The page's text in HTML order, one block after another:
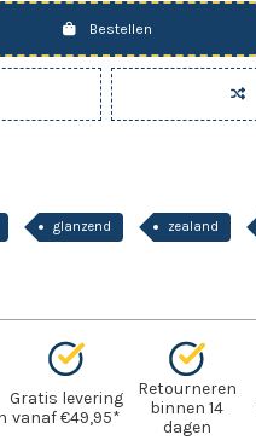
Bestellen
glanzend zealand
Gratis levering
vanaf €49,95*
Retourneren
binnen 14
dagen